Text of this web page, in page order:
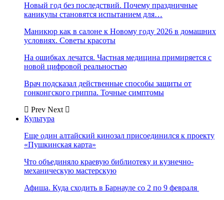
Новый год без последствий. Почему праздничные
каникулы становятся испытанием для…
Маникюр как в салоне к Новому году 2026 в домашних
условиях. Советы красоты
На ошибках лечатся. Частная медицина примиряется с
новой цифровой реальностью
Врач подсказал действенные способы защиты от
гонконгского гриппа. Точные симптомы
Prev Next
Культура
Еще один алтайский кинозал присоединился к проекту
«Пушкинская карта»
Что объединяло краевую библиотеку и кузнечно-
механическую мастерскую
Афиша. Куда сходить в Барнауле со 2 по 9 февраля